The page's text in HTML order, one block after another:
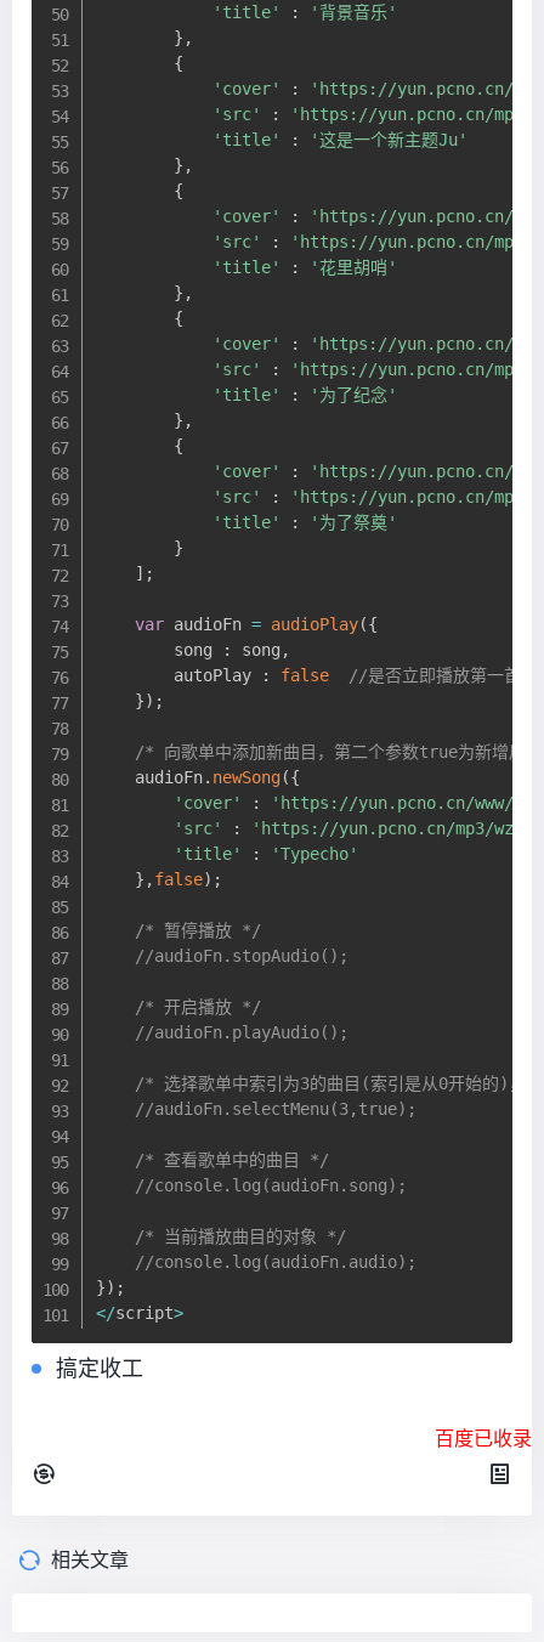
'title'
:
'背景音乐'
} ,
{
'cover'
:
'https://yun.pcno.cn/
'src'
:
'https://yun.pcno.cn/mp3/
'title'
:
'这是一个新主题Ju'
} ,
{
'cover'
:
'https://yun.pcno.cn/
'src'
:
'https://yun.pcno.cn/mp3/
'title'
:
'花里胡哨'
} ,
{
'cover'
:
'https://yun.pcno.cn/
'src'
:
'https://yun.pcno.cn/mp3/
'title'
:
'为了纪念'
} ,
{
'cover'
:
'https://yun.pcno.cn/
'src'
:
'https://yun.pcno.cn/mp3/
'title'
:
'为了祭奠'
}
] ;
var audioFn = audioPlay({
        song
: song ,
        autoPlay
: false
//是否立即播放第一首
}) ;
/* 向歌单中添加新曲目，第二个参数true为新增后
    audioFn
. newSong({
'cover'
:
'https://yun.pcno.cn/www/
'src'
:
'https://yun.pcno.cn/mp3/
'title'
:
'Typecho'
} ,false) ;
/* 暂停播放 */
//audioFn.stopAudio();
/* 开启播放 */
//audioFn.playAudio();
/* 选择歌单中索引为3的曲目(索引是从0开始的)
//audioFn.selectMenu(3,true);
/* 查看歌单中的曲目 */
//console.log(audioFn.song);
/* 当前播放曲目的对象 */
//console.log(audioFn.audio);
}) ;
</script>
搞定收工
百度已收录
相关文章